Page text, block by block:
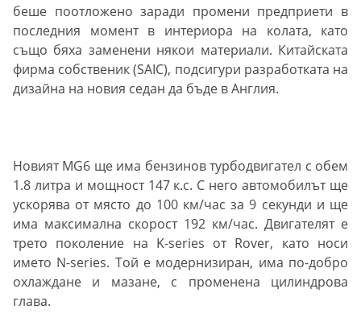
беше поотложено заради промени предприети в
последния момент в интериора на колата, като
също бяха заменени някои материали. Китайската
фирма собственик (SAIC), подсигури разработката на
дизайна на новия седан да бъде в Англия.
Новият MG6 ще има бензинов турбодвигател с обем
1.8 литра и мощност 147 к.с. С него автомобилът ще
ускорява от място до 100 км/час за 9 секунди и ще
има максимална скорост 192 км/час. Двигателят е
трето поколение на K-series от Rover, като носи
името N-series. Той е модернизиран, има по-добро
охлаждане и мазане, с променена цилиндрова
глава.